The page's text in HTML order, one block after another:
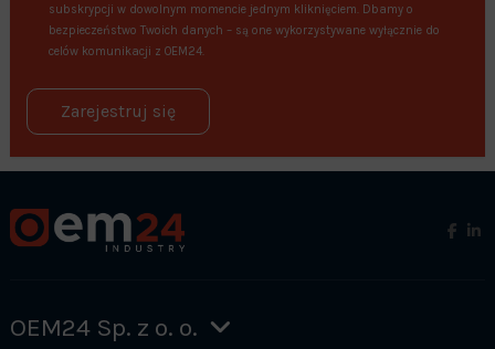
subskrypcji w dowolnym momencie jednym kliknięciem. Dbamy o
bezpieczeństwo Twoich danych – są one wykorzystywane wyłącznie do
celów komunikacji z OEM24.
Zarejestruj się
OEM24 Sp. z o. o.